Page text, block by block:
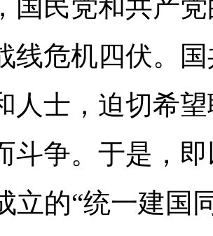
国民党和共产
线危机四伏。
人士，迫切希
斗争。于是，
立的“统一建国